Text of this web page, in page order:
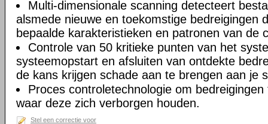
Multi-dimensionale scanning detecteert
alsmede nieuwe en toekomstige bedreigingen
bepaalde karakteristieken en patronen van de
Controle van 50 kritieke punten van het
systeemopstart en afsluiten van ontdekte
de kans krijgen schade aan te brengen aan je
Proces controletechnologie om
waar deze zich verborgen houden.
Stel een correctie voor